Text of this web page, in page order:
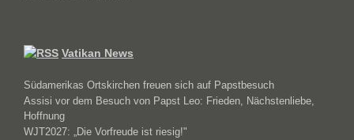
Vatikan News
Südamerikas Ortskirchen freuen sich auf Papstbesuch
Assisi vor dem Besuch von Papst Leo: Frieden, Nächstenliebe,
Hoffnung
WJT2027: „Die Vorfreude ist riesig!"